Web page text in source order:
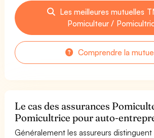
Les meilleures mutuelles
Pomiculteur /
Comprendre la
Le cas des assurances
Pomicultrice pour auto-
Généralement les assureurs